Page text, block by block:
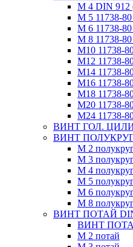
М 4 DIN 912
М 5 11738-
М 6 11738-
М 8 11738-
М10 11738-
М12 11738-
М14 11738-
М16 11738-
М18 11738-
М20 11738-
М24 11738-
ВИНТ ГОЛ.
ВИНТ ПОЛУКРУГ
М 2
М 3
М 4
М 5
М 6
М 8
ВИНТ ПОТАЙ
ВИНТ
М 2 потай